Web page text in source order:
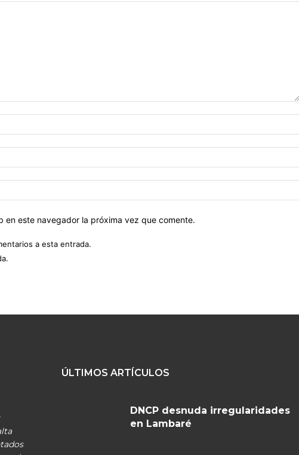
en este navegador la próxima vez que comente.
a esta entrada.
ÚLTIMOS ARTÍCULOS
DNCP desnuda irregularidades
en Lambaré